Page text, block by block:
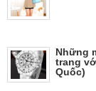
Những
trang
Quốc)